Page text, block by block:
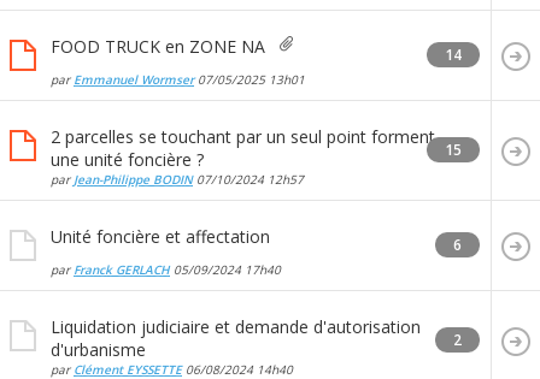
FOOD TRUCK en ZONE NA
par Emmanuel Wormser07/05/2025 13h01
14
2 parcelles se touchant par un seul point forment
une unité foncière ?
par Jean-Philippe BODIN07/10/2024 12h57
15
Unité foncière et affectation
par Franck GERLACH05/09/2024 17h40
6
Liquidation judiciaire et demande d'autorisation
d'urbanisme
par Clément EYSSETTE06/08/2024 14h40
2